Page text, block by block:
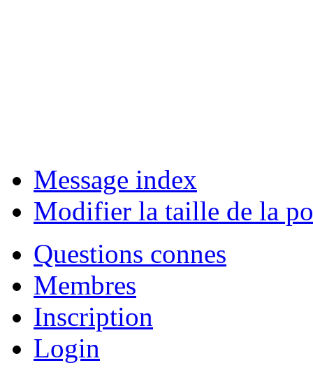
Message index
Modifier la taille de la
Questions connes
Membres
Inscription
Login